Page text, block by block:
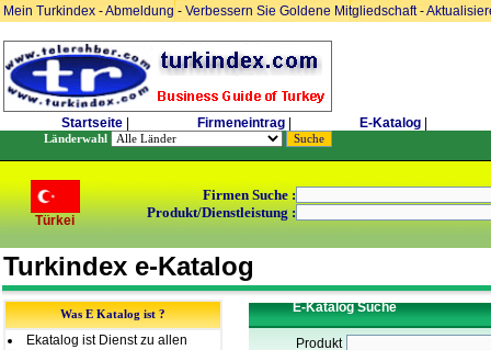
Mein Turkindex -Abmeldung- Verbessern Sie Goldene Mitgliedschaft-
Startseite Firmeneintrag E-Katalog
Länderwahl
Türkei
Firmen Suche :
Produkt/Dienstleistung :
Turkindex e-Katalog
Was E Katalog ist ?
Ekatalog ist Dienst zu allen
E-Katalog Suche
Produkt